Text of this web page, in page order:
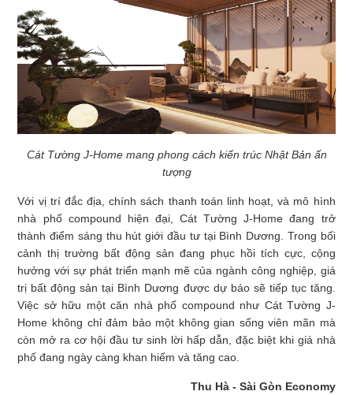
Cát Tường J-Home mang phong cách kiến trúc Nhật Bản ấn
tượng
Với vị trí đắc địa, chính sách thanh toán linh hoạt, và mô hình
nhà phố compound hiện đại, Cát Tường J-Home đang trở
thành điểm sáng thu hút giới đầu tư tại Bình Dương. Trong bối
cảnh thị trường bất động sản đang phục hồi tích cực, cộng
hưởng với sự phát triển mạnh mẽ của ngành công nghiệp, giá
trị bất động sản tại Bình Dương được dự báo sẽ tiếp tục tăng.
Việc sở hữu một căn nhà phố compound như Cát Tường J-
Home không chỉ đảm bảo một không gian sống viên mãn mà
còn mở ra cơ hội đầu tư sinh lời hấp dẫn, đặc biệt khi giá nhà
phố đang ngày càng khan hiếm và tăng cao.
Thu Hà - Sài Gòn Economy